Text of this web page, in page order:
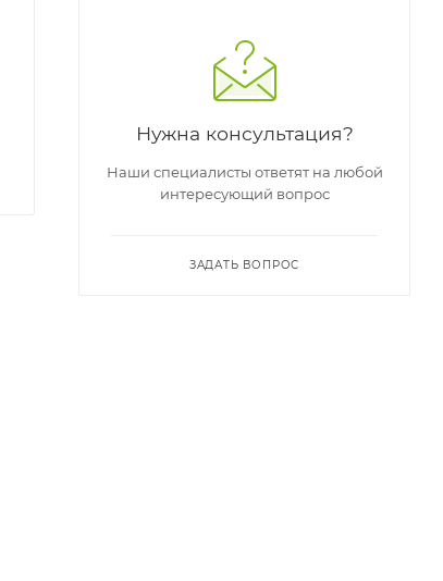
Нужна консультация?
Наши специалисты ответят на любой
интересующий вопрос
ЗАДАТЬ ВОПРОС